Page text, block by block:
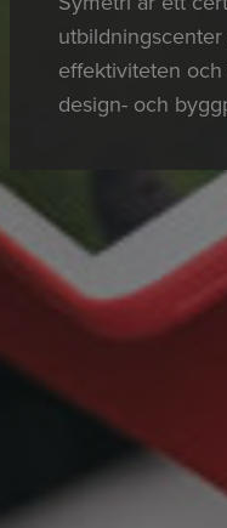
effektiviteten
design- och